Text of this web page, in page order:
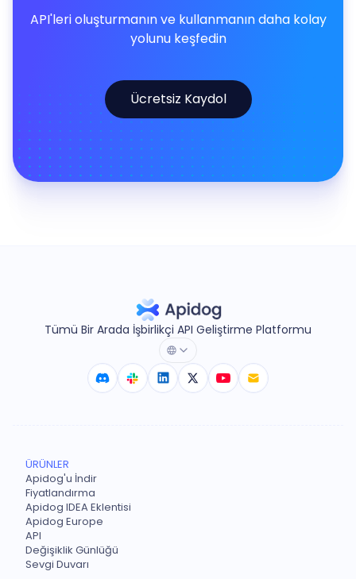
API'leri oluşturmanın ve kullanmanın daha kolay
yolunu keşfedin
Ücretsiz Kaydol
Tümü Bir Arada İşbirlikçi API Geliştirme Platformu
ÜRÜNLER
Apidog'u İndir
Fiyatlandırma
Apidog IDEA Eklentisi
Apidog Europe
API
Değişiklik Günlüğü
Sevgi Duvarı